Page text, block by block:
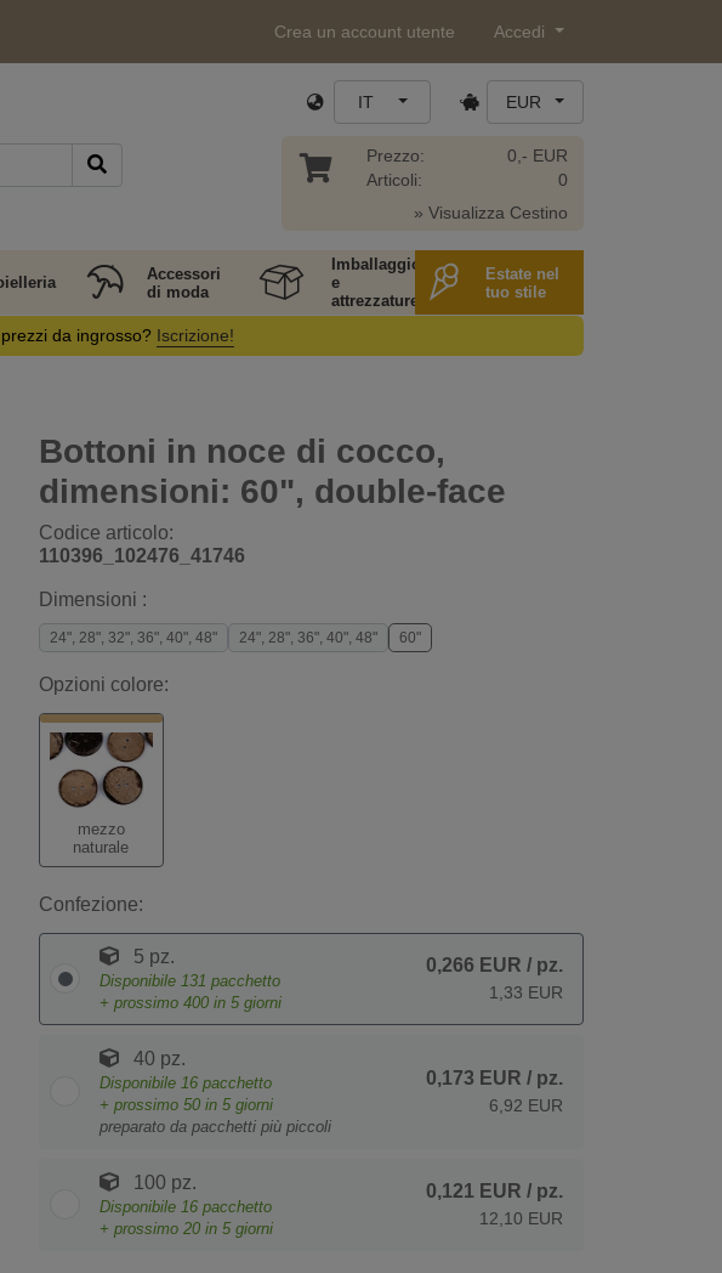
Crea un account utente Accedi
IT EUR
Prezzo:
Articoli:
0,- EUR
0
» Visualizza Cestino
Accessori
di moda
Imballaggio
e
attrezzature
Estate nel
tuo stile
da ingrosso? Iscrizione!
Bottoni in noce di cocco,
dimensioni: 60", double-face
Codice articolo:
110396_102476_41746
Dimensioni :
24", 28", 32", 36", 40", 48" 24", 28", 36", 40", 48" 60"
Opzioni colore:
mezzo
naturale
Confezione:
5 pz.
Disponibile 131 pacchetto
+ prossimo 400 in 5 giorni
0,266 EUR / pz.
1,33 EUR
40 pz.
Disponibile 16 pacchetto
+ prossimo 50 in 5 giorni
preparato da pacchetti più piccoli
0,173 EUR / pz.
6,92 EUR
100 pz.
Disponibile 16 pacchetto
+ prossimo 20 in 5 giorni
0,121 EUR / pz.
12,10 EUR